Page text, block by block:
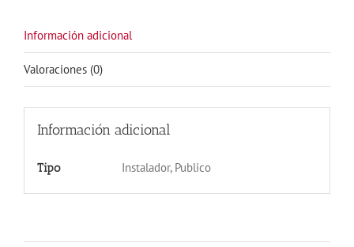
Información adicional
Valoraciones (0)
Información adicional
Tipo Instalador, Publico